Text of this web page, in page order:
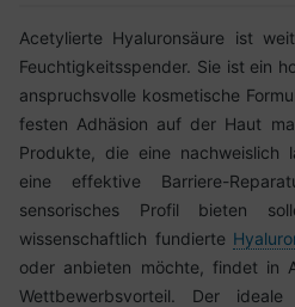
Acetylierte Hyaluronsäure ist
Feuchtigkeitsspender. Sie ist ein
anspruchsvolle kosmetische
festen Adhäsion auf der Haut
Produkte, die eine nachweislich
eine effektive Barriere-
sensorisches Profil bieten
wissenschaftlich fundierte
oder anbieten möchte, findet in
Wettbewerbsvorteil. Der